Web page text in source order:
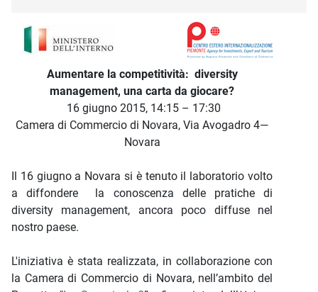
Descrizione iniziativa
Aumentare la competitività: diversity
management, una carta da giocare?
16 giugno 2015, 14:15 – 17:30
Camera di Commercio di Novara, Via Avogadro 4—
Novara
Il 16 giugno a Novara si è tenuto il laboratorio volto
a diffondere la conoscenza delle pratiche di
diversity management, ancora poco diffuse nel
nostro paese.
L'iniziativa è stata realizzata, in collaborazione con
la Camera di Commercio di Novara, nell’ambito del